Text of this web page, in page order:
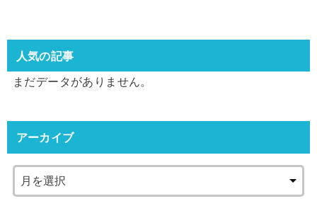
人気の記事
まだデータがありません。
アーカイブ